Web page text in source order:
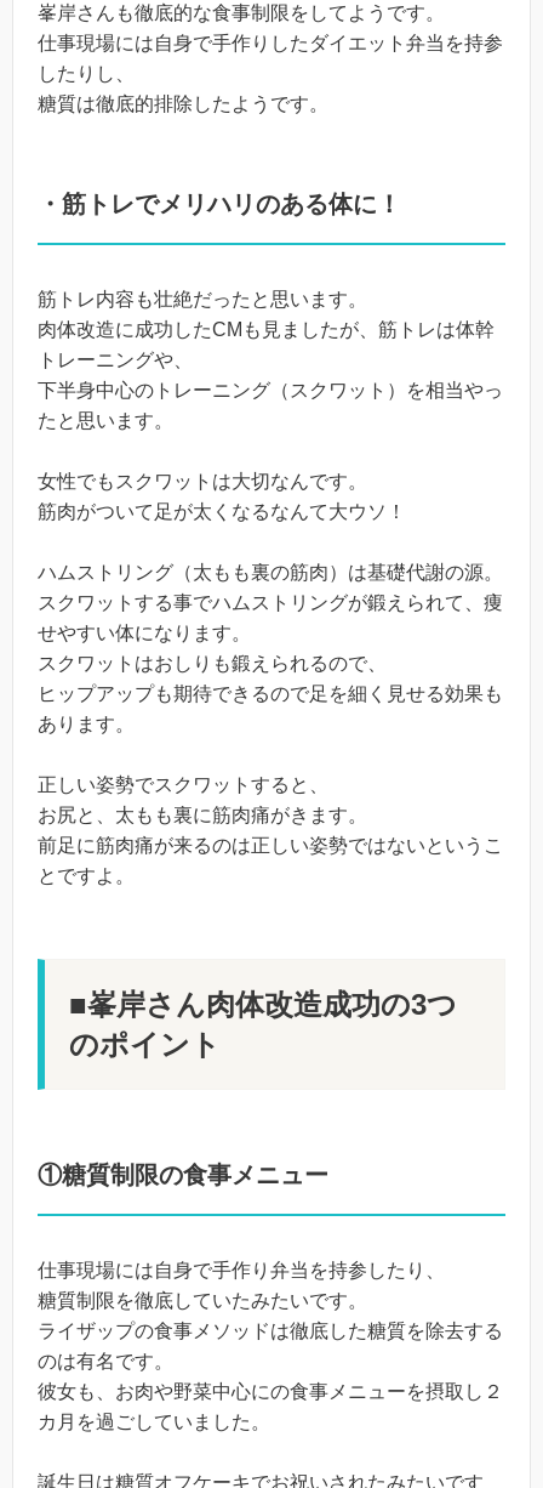
峯岸さんも徹底的な食事制限をしてようです。
仕事現場には自身で手作りしたダイエット弁当を持参
したりし、
糖質は徹底的排除したようです。
・筋トレでメリハリのある体に！
筋トレ内容も壮絶だったと思います。
肉体改造に成功したCMも見ましたが、筋トレは体幹
トレーニングや、
下半身中心のトレーニング（スクワット）を相当やっ
たと思います。
女性でもスクワットは大切なんです。
筋肉がついて足が太くなるなんて大ウソ！
ハムストリング（太もも裏の筋肉）は基礎代謝の源。
スクワットする事でハムストリングが鍛えられて、痩
せやすい体になります。
スクワットはおしりも鍛えられるので、
ヒップアップも期待できるので足を細く見せる効果も
あります。
正しい姿勢でスクワットすると、
お尻と、太もも裏に筋肉痛がきます。
前足に筋肉痛が来るのは正しい姿勢ではないというこ
とですよ。
■峯岸さん肉体改造成功の3つ
のポイント
①糖質制限の食事メニュー
仕事現場には自身で手作り弁当を持参したり、
糖質制限を徹底していたみたいです。
ライザップの食事メソッドは徹底した糖質を除去する
のは有名です。
彼女も、お肉や野菜中心にの食事メニューを摂取し２
カ月を過ごしていました。
誕生日は糖質オフケーキでお祝いされたみたいです